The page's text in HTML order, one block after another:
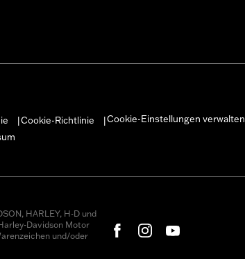
Cookie-Richtlinie Cookie-Einstellungen verwalten
HARLEY, H-D und
Davidson Motor
und/oder